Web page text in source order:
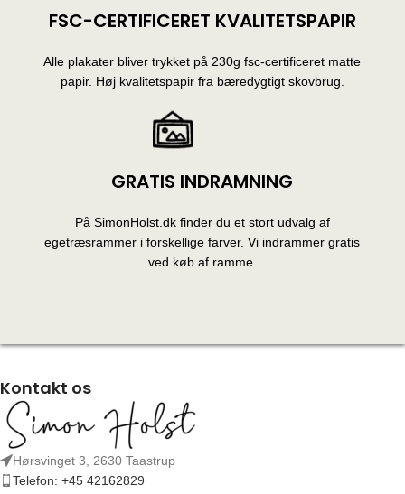
FSC-CERTIFICERET KVALITETSPAPIR
Alle plakater bliver trykket på 230g fsc-certificeret matte
papir. Høj kvalitetspapir fra bæredygtigt skovbrug.
GRATIS INDRAMNING
På SimonHolst.dk finder du et stort udvalg af
egetræsrammer i forskellige farver. Vi indrammer gratis
ved køb af ramme.
Kontakt os
Hørsvinget 3, 2630 Taastrup
Telefon: +45 42162829